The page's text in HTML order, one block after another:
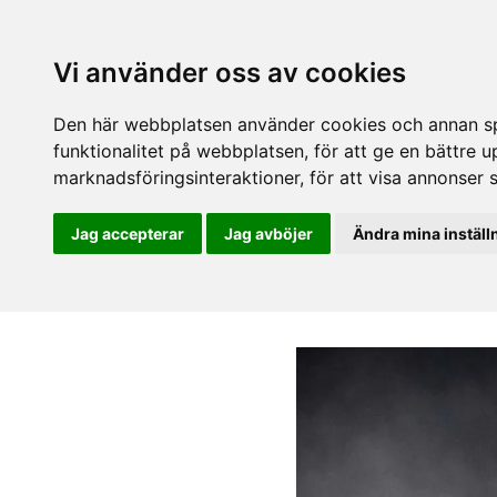
Vi använder oss av cookies
Den här webbplatsen använder cookies och
funktionalitet på webbplatsen, för att ge en bättre
marknadsföringsinteraktioner, för att visa annonser
Jag accepterar Jag avböjer Ändra mina